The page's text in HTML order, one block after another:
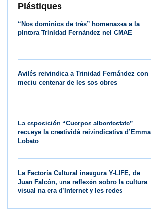
Plástiques
“Nos dominios de trés” homenaxea a la
pintora Trinidad Fernández nel CMAE
Avilés reivindica a Trinidad Fernández con
mediu centenar de les sos obres
La esposición “Cuerpos albentestate”
recueye la creatividá reivindicativa d’Emma
Lobato
La Factoría Cultural inaugura Y-LIFE, de
Juan Falcón, una reflexón sobro la cultura
visual na era d’Internet y les redes